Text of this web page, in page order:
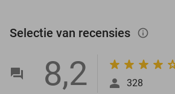
Selectie van recensies info_outlined
8,2 328